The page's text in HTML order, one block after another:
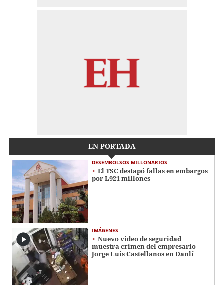
EN PORTADA
DESEMBOLSOS MILLONARIOS
El TSC destapó fallas en embargos
por L921 millones
IMÁGENES
Nuevo video de seguridad
muestra crimen del empresario
Jorge Luis Castellanos en Danlí